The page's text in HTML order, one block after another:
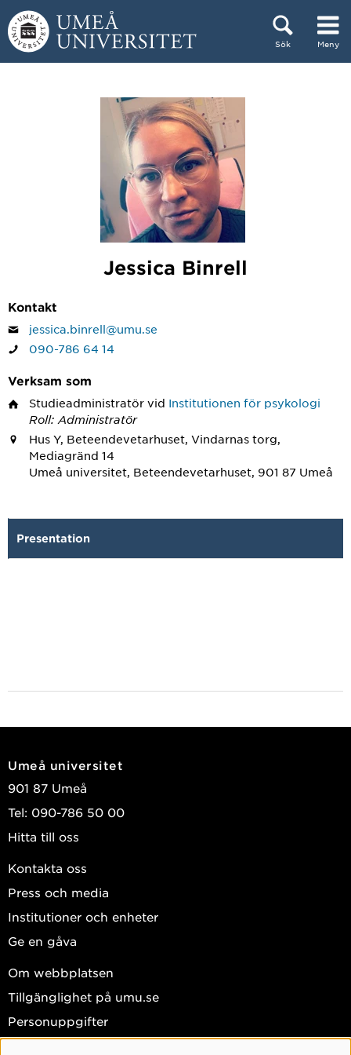
Hoppa direkt till innehållet
Sök Meny
Jessica Binrell
Kontakt
jessica.binrell@umu.se
090-786 64 14
Verksam som
Studieadministratör vid Institutionen för psykologi
Roll: Administratör
Hus Y, Beteendevetarhuset, Vindarnas torg,
Mediagränd 14
Umeå universitet, Beteendevetarhuset, 901 87 Umeå
Presentation
Umeå universitet
901 87 Umeå
Tel: 090-786 50 00
Hitta till oss
Kontakta oss
Press och media
Institutioner och enheter
Ge en gåva
Om webbplatsen
Tillgänglighet på umu.se
Personuppgifter